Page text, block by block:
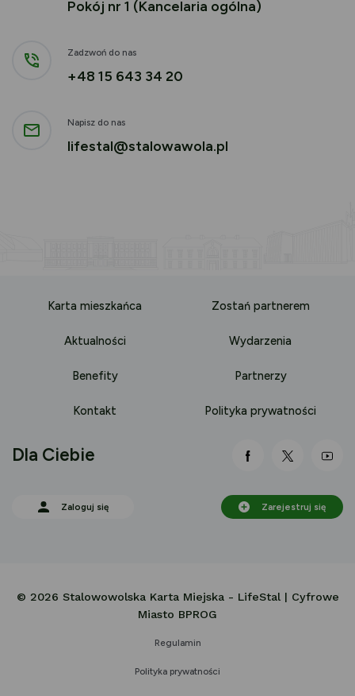
Pokój nr 1 (Kancelaria ogólna)
Zadzwoń do nas
+48 15 643 34 20
Napisz do nas
lifestal@stalowawola.pl
Karta mieszkańca Zostań partnerem
Aktualności Wydarzenia
Benefity Partnerzy
Kontakt Polityka prywatności
link otwiera się
link
Dla Ciebie
Zaloguj się Zarejestruj się
© 2026 Stalowowolska Karta Miejska - LifeStal | Cyfrowe
Miasto BPROG
Regulamin
Polityka prywatności